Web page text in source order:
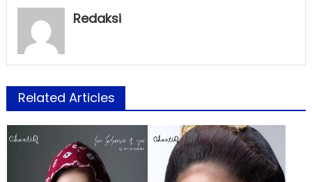
Redaksi
Related Articles